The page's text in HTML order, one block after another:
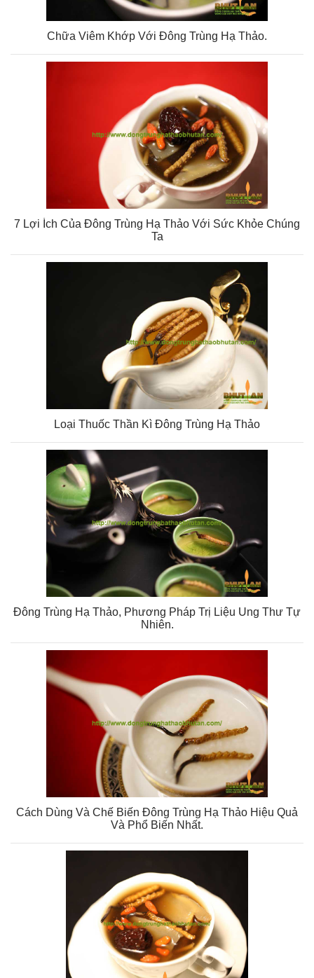
Chữa Viêm Khớp Với Đông Trùng Hạ Thảo.
7 Lợi Ích Của Đông Trùng Hạ Thảo Với Sức Khỏe Chúng
Ta
Loại Thuốc Thần Kì Đông Trùng Hạ Thảo
Đông Trùng Hạ Thảo, Phương Pháp Trị Liệu Ung Thư Tự
Nhiên.
Cách Dùng Và Chế Biến Đông Trùng Hạ Thảo Hiệu Quả
Và Phổ Biến Nhất.